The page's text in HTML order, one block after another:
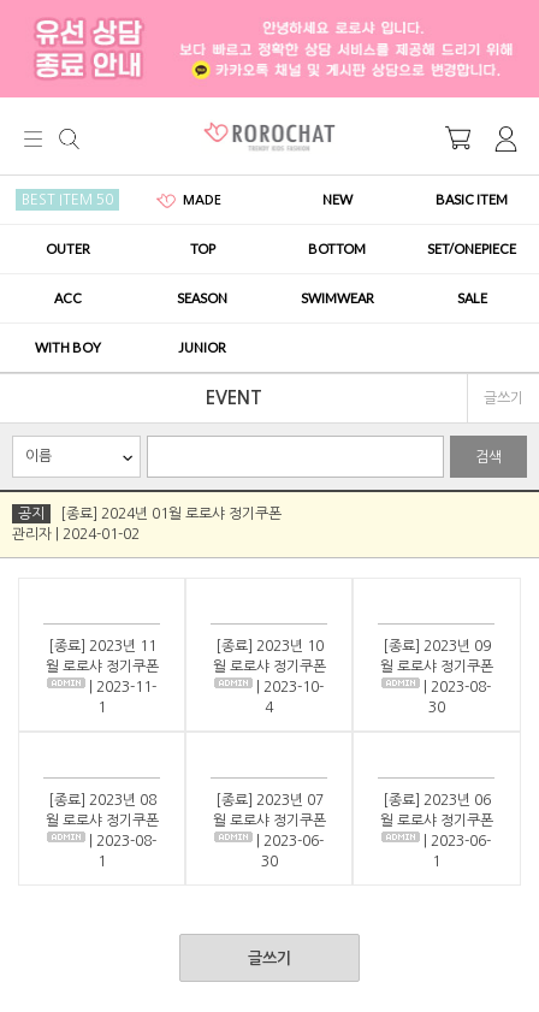
BEST ITEM 50 MADE NEW BASIC ITEM
OUTER TOP BOTTOM SET/ONEPIECE
ACC SEASON SWIMWEAR SALE
WITH BOY JUNIOR
EVENT 글쓰기
검색
공지
[종료] 2024년 01월 로로샤 정기쿠폰
관리자 | 2024-01-02
[종료] 2023년 11
월 로로샤 정기쿠폰
| 2023-11-
1
[종료] 2023년 10
월 로로샤 정기쿠폰
| 2023-10-
4
[종료] 2023년 09
월 로로샤 정기쿠폰
| 2023-08-
30
[종료] 2023년 08
월 로로샤 정기쿠폰
| 2023-08-
1
[종료] 2023년 07
월 로로샤 정기쿠폰
| 2023-06-
30
[종료] 2023년 06
월 로로샤 정기쿠폰
| 2023-06-
1
글쓰기